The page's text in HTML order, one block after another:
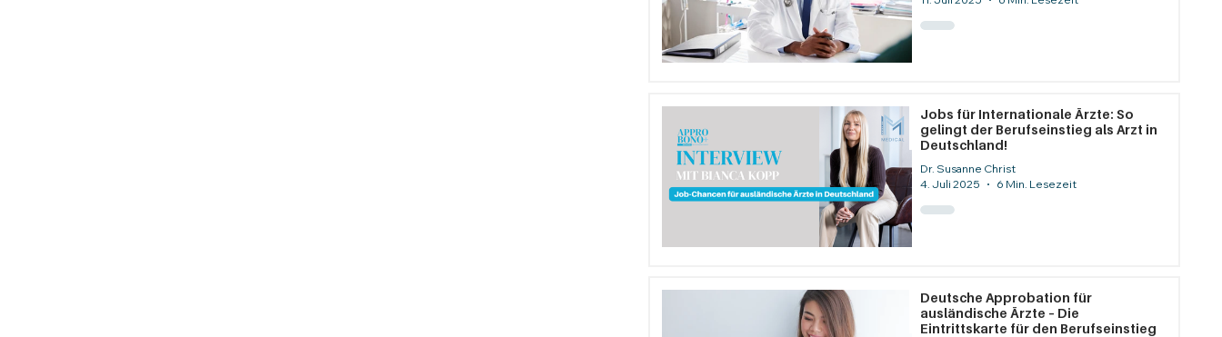
Jobs für Internationale Ärzte: So
gelingt der Berufseinstieg als Arzt in
Deutschland!
Dr. Susanne Christ
4. Juli 2025
6 Min. Lesezeit
Deutsche Approbation für
ausländische Ärzte – Die
Eintrittskarte für den Berufseinstieg